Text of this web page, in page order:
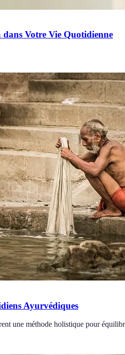
Votre Vie Quotidienne
Ayurvédiques
une méthode holistique pour